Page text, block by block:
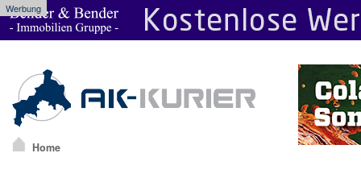
Werbung
Home